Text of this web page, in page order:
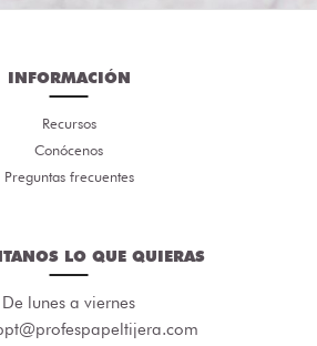
INFORMACIÓN
Recursos
Conócenos
Preguntas frecuentes
LO QUE QUIERAS
De lunes a viernes